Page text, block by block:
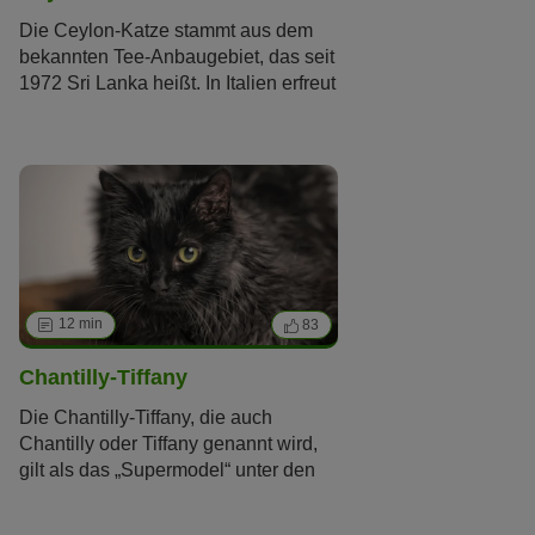
Die Ceylon-Katze stammt aus dem
bekannten Tee-Anbaugebiet, das seit
1972 Sri Lanka heißt. In Italien erfreut
weil sie auf Sri Lanka von einem
italienischen Tierarzt entdeckt wurde.
Global betrachtet und vor allem in
Europa ist sie jedoch selten. Hier
stellen wir Ihnen die exotiche
Schönheit vor.
12 min 83
Chantilly-Tiffany
Die Chantilly-Tiffany, die auch
Chantilly oder Tiffany genannt wird,
gilt als das „Supermodel“ unter den